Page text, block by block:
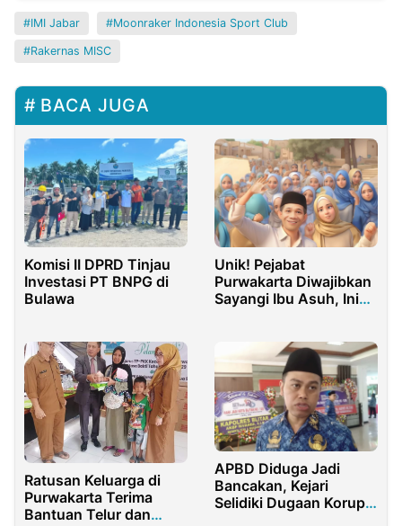
IMI Jabar Moonraker Indonesia Sport Club
Rakernas MISC
BACA JUGA
Komisi II DPRD Tinjau
Investasi PT BNPG di
Bulawa
Unik! Pejabat
Purwakarta Diwajibkan
Sayangi Ibu Asuh, Ini
Ratusan Keluarga di
Purwakarta Terima
Bantuan Telur dan
APBD Diduga Jadi
Bancakan, Kejari
Selidiki Dugaan Korupsi